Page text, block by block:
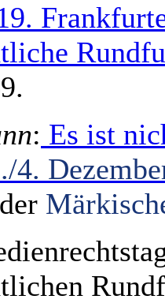
: Es ist
4.